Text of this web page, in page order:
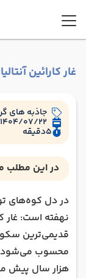
غار کارائین آنتالیا؛
جاذبه های
1404/07/22
5دقیقه
در این مطلب
تاریخچه و
راهنمای بازدید
افسانه‌ و
چرا باید از
در دل کوه‌های
نهفته است: غار
قدیمی‌ترین
هزار سال پیش